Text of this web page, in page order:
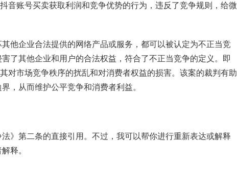
音账号买卖获取利润和竞争优势的行为，违反了竞争规则，给微
他企业合法提供的网络产品或服务，都可以被认定为不正当竞
了其他企业和用户的合法权益，符合了不正当竞争的定义。即
对市场竞争秩序的扰乱和对消费者权益的损害。该案的裁判有助
，从而维护公平竞争和消费者利益。
》第二条的直接引用。不过，我可以帮你进行重新表达或解释
释。